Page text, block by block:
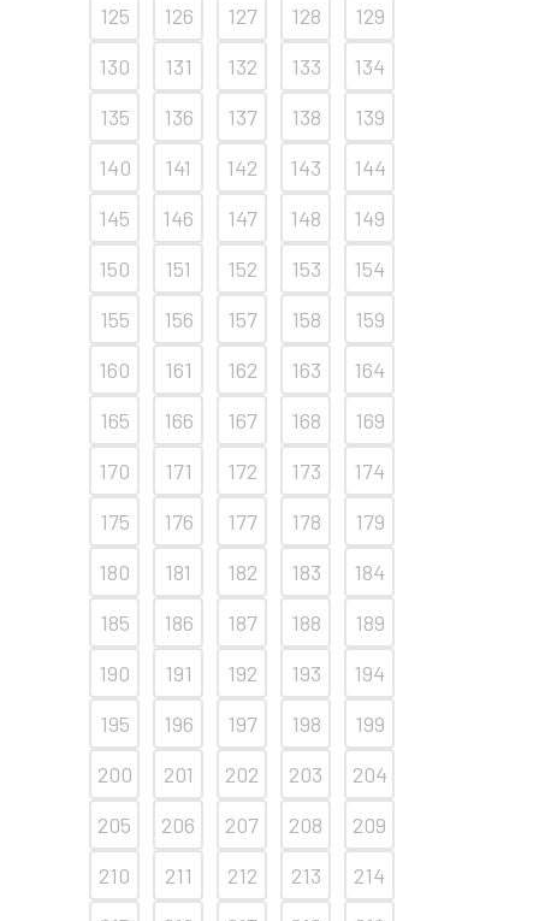
125
126 127 128
129
130
131 132 133
134
135
136 137 138
139
140
141 142 143
144
145
146 147 148
149
150
151 152 153
154
155
156 157 158
159
160
161 162 163
164
165
166 167 168
169
170
171 172 173
174
175
176 177 178
179
180
181 182 183
184
185
186 187 188
189
190
191 192 193
194
195
196 197 198
199
200
201 202 203
204
205
206 207 208
209
210
211 212 213
214